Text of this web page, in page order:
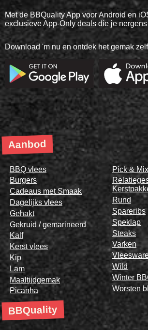
Met de BBQuality App voor Android en
exclusieve App-Only deals die je
Download 'm nu en ontdek het gemak
Aanbod
BBQ vlees
Burgers
Cadeaus met Smaak
Dagelijks vlees
Gehakt
Gekruid / gemarineerd
Kalf
Kerst vlees
Kip
Lam
Maaltijdgemak
Picanha
Pick & Mix
Rund
Spareribs
Speklap
Steaks
Varken
Wild
Winter
Worsten
BBQuality